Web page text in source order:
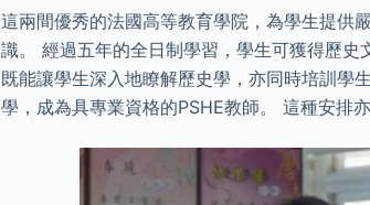
這兩間優秀的法國高等教育學院，為學生提供
識。 經過五年的全日制學習，學生可獲得歷
既能讓學生深入地瞭解歷史學，亦同時培訓學
學，成為具專業資格的PSHE教師。 這種安排